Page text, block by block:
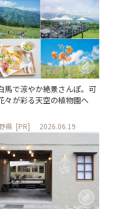
馬で涼やか絶景さんぽ。可
々が彩る天空の植物園へ
県 [PR] 2026.06.19